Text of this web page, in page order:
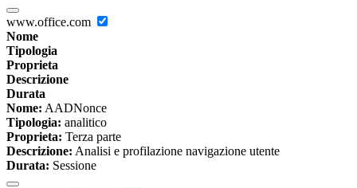
www.office.com
Nome
Tipologia
Proprieta
Descrizione
Durata
Nome: AADNonce
Tipologia: analitico
Proprieta: Terza parte
Descrizione: Analisi e profilazione navigazione utente
Durata: Sessione